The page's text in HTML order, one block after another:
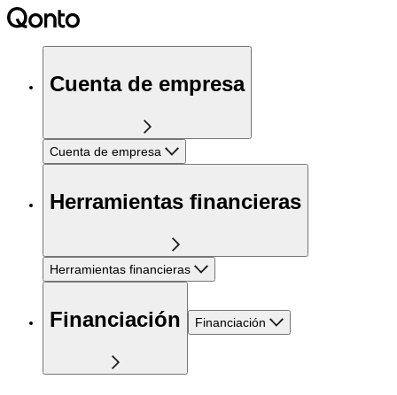
Cuenta de empresa
Cuenta de empresa
Herramientas financieras
Herramientas financieras
Financiación Financiación